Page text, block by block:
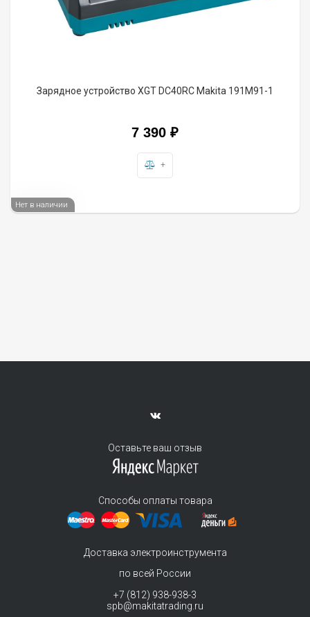
Зарядное устройство XGT DC40RC Makita 191M91-1
7 390 ₽
+
Нет в наличии
Оставьте ваш отзыв
Способы оплаты товара
Доставка электроинструмента
по всей России
+7 (812) 938-938-3
spb@makitatrading.ru